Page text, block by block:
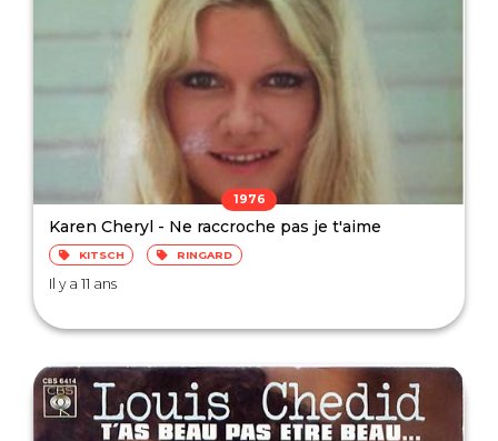
1976
Karen Cheryl - Ne raccroche pas je t'aime
KITSCH RINGARD
Il y a 11 ans